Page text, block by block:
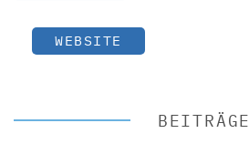
WEBSITE
BEITRÄGE